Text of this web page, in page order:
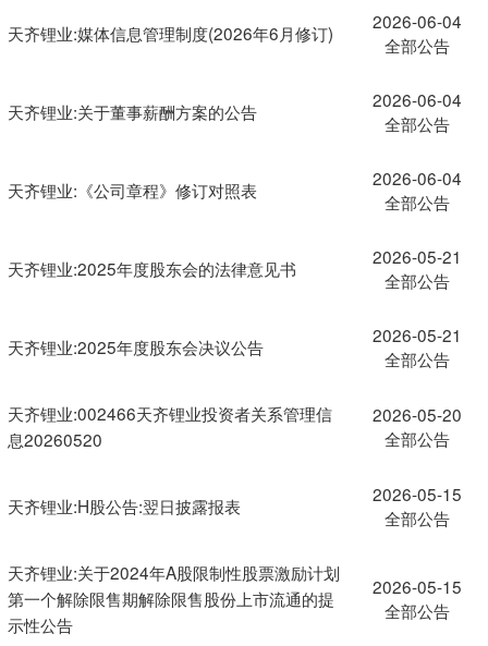
天齐锂业:媒体信息管理制度(2026年6月修订)
2026-06-04
全部公告
天齐锂业:关于董事薪酬方案的公告
2026-06-04
全部公告
天齐锂业:《公司章程》修订对照表
2026-06-04
全部公告
天齐锂业:2025年度股东会的法律意见书
2026-05-21
全部公告
天齐锂业:2025年度股东会决议公告
2026-05-21
全部公告
天齐锂业:002466天齐锂业投资者关系管理信
息20260520
2026-05-20
全部公告
天齐锂业:H股公告:翌日披露报表
2026-05-15
全部公告
天齐锂业:关于2024年A股限制性股票激励计划
第一个解除限售期解除限售股份上市流通的提
示性公告
2026-05-15
全部公告